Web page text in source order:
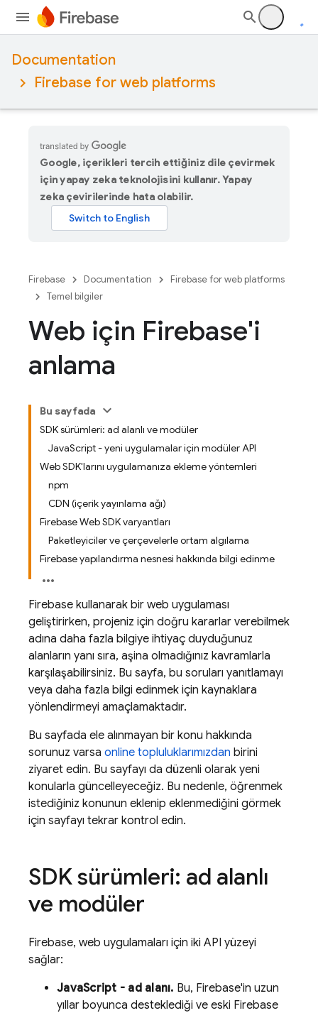
Documentation
Firebase for web platforms
Google, içerikleri tercih ettiğiniz dile çevirmek
için yapay zeka teknolojisini kullanır. Yapay
zeka çevirilerinde hata olabilir.
Firebase Documentation
Firebase for web platforms
Temel bilgiler
Web için Firebase'i
anlama
Bu sayfada
SDK sürümleri: ad alanlı ve modüler
JavaScript - yeni uygulamalar için modüler API
Web SDK'larını uygulamanıza ekleme yöntemleri
npm
CDN (içerik yayınlama ağı)
Firebase Web SDK varyantları
Paketleyiciler ve çerçevelerle ortam algılama
Firebase yapılandırma nesnesi hakkında bilgi edinme
Firebase kullanarak bir web uygulaması
geliştirirken, projeniz için doğru kararlar verebilmek
adına daha fazla bilgiye ihtiyaç duyduğunuz
alanların yanı sıra, aşina olmadığınız kavramlarla
karşılaşabilirsiniz. Bu sayfa, bu soruları yanıtlamayı
veya daha fazla bilgi edinmek için kaynaklara
yönlendirmeyi amaçlamaktadır.
Bu sayfada ele alınmayan bir konu hakkında
sorunuz varsa online topluluklarımızdan birini
ziyaret edin. Bu sayfayı da düzenli olarak yeni
konularla güncelleyeceğiz. Bu nedenle, öğrenmek
istediğiniz konunun eklenip eklenmediğini görmek
için sayfayı tekrar kontrol edin.
SDK sürümleri: ad alanlı
ve modüler
Firebase, web uygulamaları için iki API yüzeyi
sağlar:
JavaScript - ad alanı. Bu, Firebase'in uzun
yıllar boyunca desteklediği ve eski Firebase